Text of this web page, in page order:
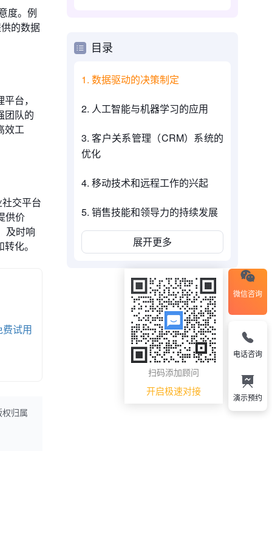
度。例
的数据
台，
团队的
效工
交平台
供价
及时响
化。
费试用
权归属
目录
1. 数据驱动的决策制定
2. 人工智能与机器学习的应用
3. 客户关系管理（CRM）系统的
优化
4. 移动技术和远程工作的兴起
5. 销售技能和领导力的持续发展
展开更多
微信咨询
扫码添加顾问
开启极速对接
电话咨询
演示预约